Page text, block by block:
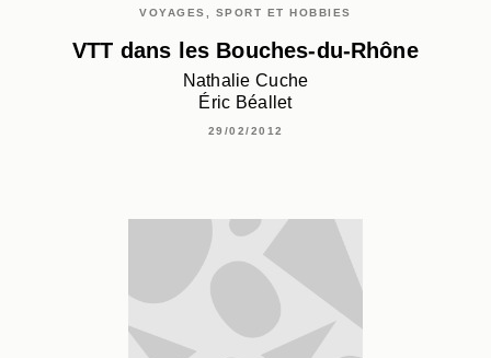
VOYAGES, SPORT ET HOBBIES
VTT dans les Bouches-du-Rhône
Nathalie Cuche
Éric Béallet
29/02/2012